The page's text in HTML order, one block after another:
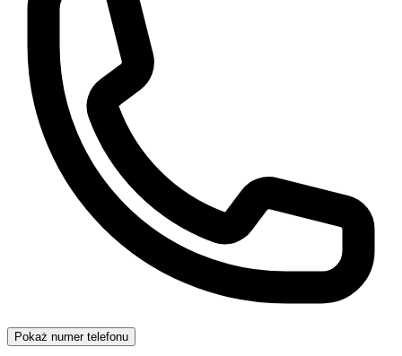
Pokaż numer telefonu